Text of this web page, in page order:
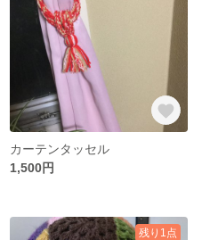
カーテンタッセル
1,500円
残り1点